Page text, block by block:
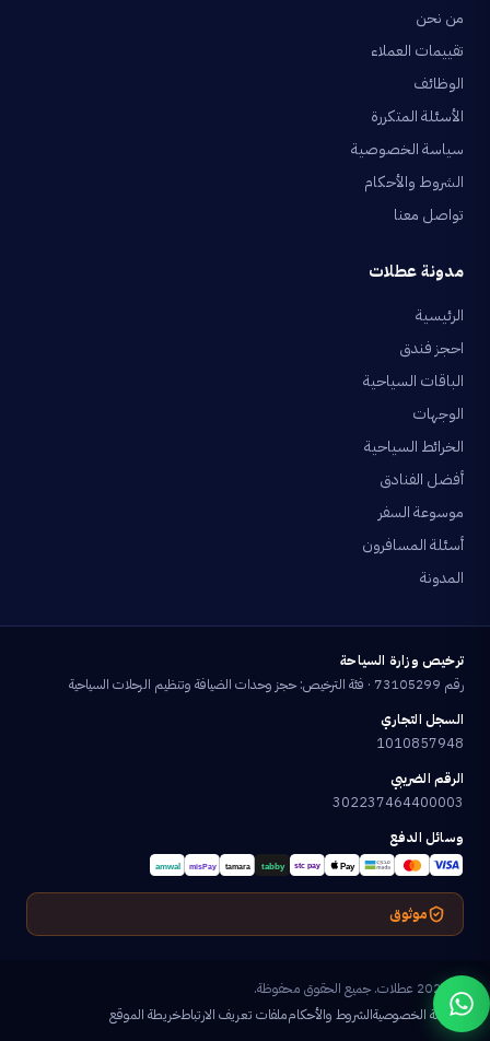
من نحن
تقييمات العملاء
الوظائف
الأسئلة المتكررة
سياسة الخصوصية
الشروط والأحكام
تواصل معنا
مدونة عطلات
الرئيسية
احجز فندق
الباقات السياحية
الوجهات
الخرائط السياحية
أفضل الفنادق
موسوعة السفر
أسئلة المسافرون
المدونة
ترخيص وزارة السياحة
رقم 73105299 · فئة الترخيص: حجز وحدات الضيافة وتنظيم الرحلات السياحية
السجل التجاري
1010857948
الرقم الضريبي
302237464400003
وسائل الدفع
موثوق
© 2026 عطلات. جميع الحقوق محفوظة.
سياسة الخصوصيةالشروط والأحكامملفات تعريف الارتباطخريطة الموقع